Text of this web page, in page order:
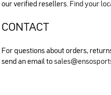
our verified resellers. Find your
CONTACT
For questions about orders,
send an email to